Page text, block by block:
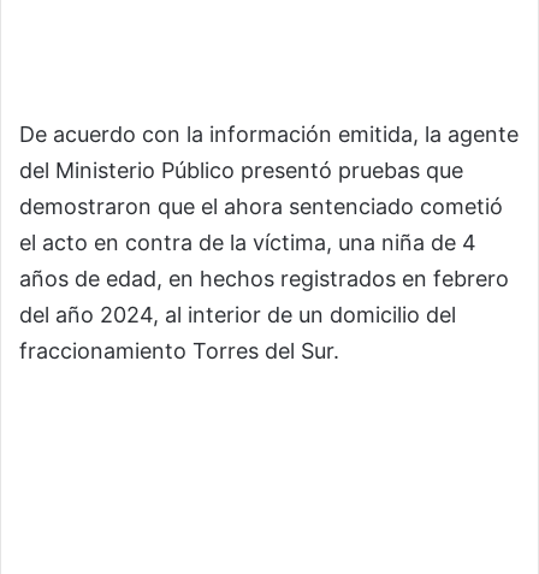
De acuerdo con la información emitida, la agente
del Ministerio Público presentó pruebas que
demostraron que el ahora sentenciado cometió
el acto en contra de la víctima, una niña de 4
años de edad, en hechos registrados en febrero
del año 2024, al interior de un domicilio del
fraccionamiento Torres del Sur.